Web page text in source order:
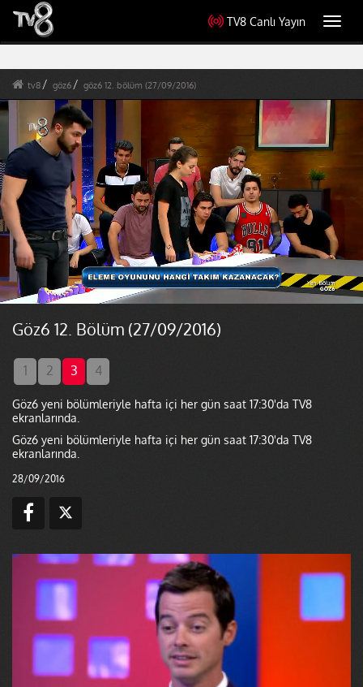
TV8 Canlı Yayın
tv8 göz6 göz6 12. bölüm (27/09/2016)
Göz6 12. Bölüm (27/09/2016)
1 2 3 4
Göz6 yeni bölümleriyle hafta içi her gün saat 17:30'da TV8
ekranlarında.
Göz6 yeni bölümleriyle hafta içi her gün saat 17:30'da TV8
ekranlarında.
28/09/2016